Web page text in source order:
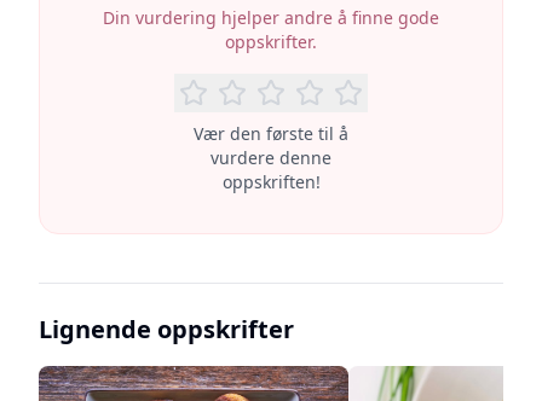
Din vurdering hjelper andre å finne gode
oppskrifter.
Vær den første til å
vurdere denne
oppskriften!
Lignende oppskrifter